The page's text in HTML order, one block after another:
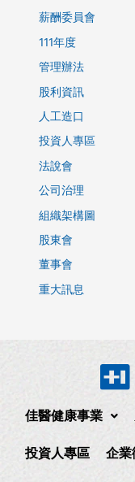
薪酬委員會
111年度
管理辦法
股利資訊
人工造口
投資人專區
法說會
公司治理
組織架構圖
股東會
董事會
重大訊息
佳醫健康事業
投資人專區 企業